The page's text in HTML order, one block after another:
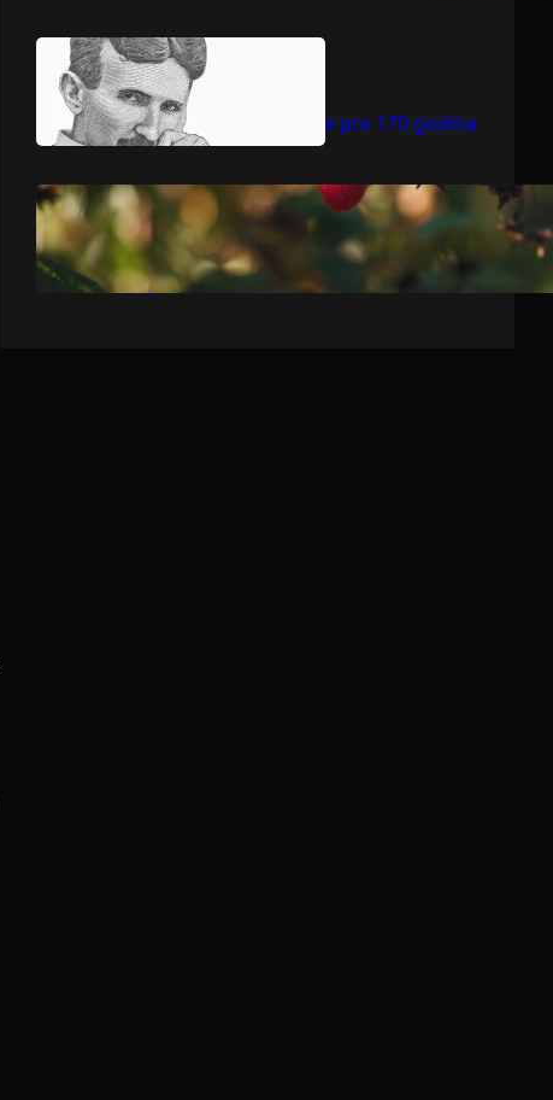
jul 9, 2026
Nikola Tesla rođen je pre 170 godina
jul 9, 2026 Dragoljub Gajić
Srbija očekuje rekordnu voćarsku
godinu